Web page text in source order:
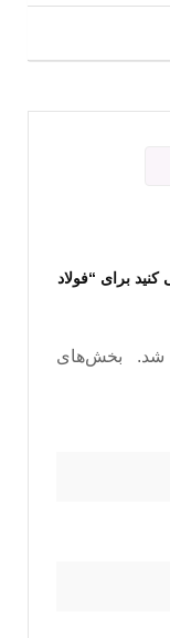
برای “فولاد
شد.
بخش‌های